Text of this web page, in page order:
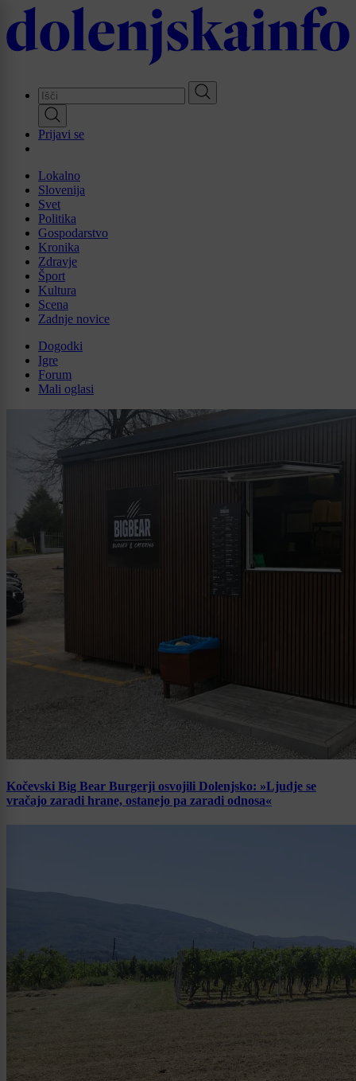
Skip
to
main
Prijavi se
Lokalno
Slovenija
Svet
Politika
Gospodarstvo
Kronika
Zdravje
Šport
Kultura
Scena
Zadnje novice
Dogodki
Igre
Forum
Mali oglasi
Kočevski Big Bear Burgerji osvojili Dolenjsko: »Ljudje se
vračajo zaradi hrane, ostanejo pa zaradi odnosa«